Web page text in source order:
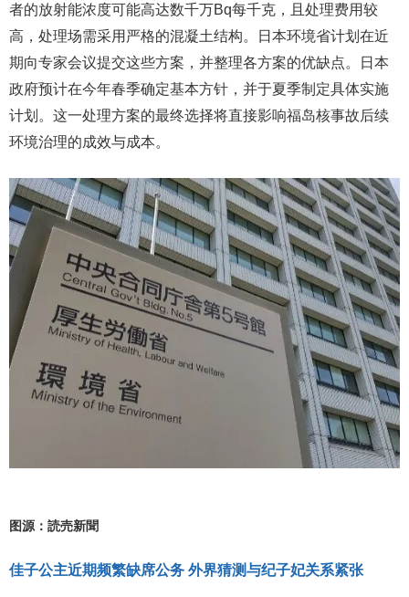
者的放射能浓度可能高达数千万Bq每千克，且处理费用较
高，处理场需采用严格的混凝土结构。日本环境省计划在近
期向专家会议提交这些方案，并整理各方案的优缺点。日本
政府预计在今年春季确定基本方针，并于夏季制定具体实施
计划。这一处理方案的最终选择将直接影响福岛核事故后续
环境治理的成效与成本。
图源：読売新聞
佳子公主近期频繁缺席公务 外界猜测与纪子妃关系紧张